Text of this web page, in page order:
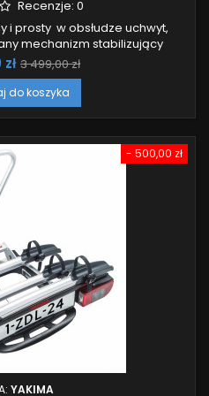
Recenzje: 0
i prosty w obsłudze uchwyt,
mechanizm stabilizujący
Nadaje się do przewozu
Cena
podstawowa
3 499,00 zł
do koszyka
- 500,00 zł
YAKIMA